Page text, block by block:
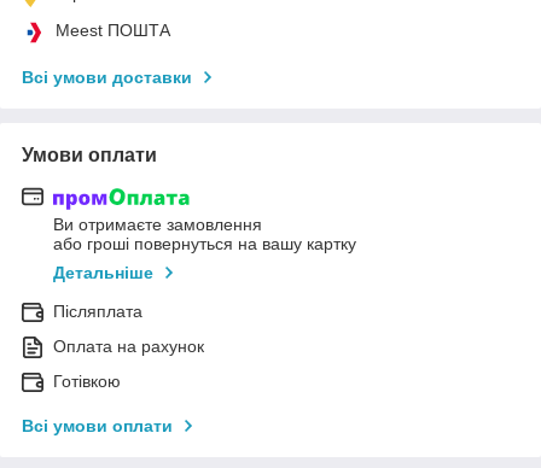
Meest ПОШТА
Всі умови доставки
Умови оплати
Ви отримаєте замовлення
або гроші повернуться на вашу картку
Детальніше
Післяплата
Оплата на рахунок
Готівкою
Всі умови оплати